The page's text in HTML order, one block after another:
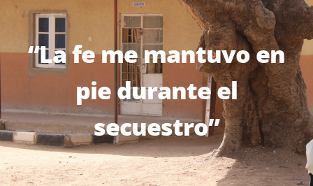
“La fe me mantuvo en
pie durante el
secuestro”